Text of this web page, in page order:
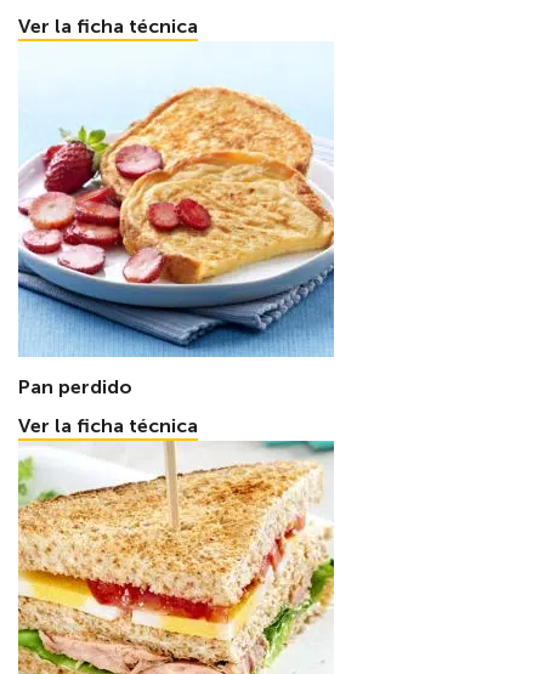
Ver la ficha técnica
Pan perdido
Ver la ficha técnica